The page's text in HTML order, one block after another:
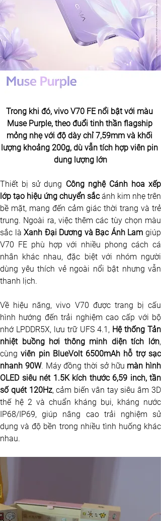
Trong khi đó, vivo V70 FE nổi bật với màu
Muse Purple, theo đuổi tinh thần flagship
mỏng nhẹ với độ dày chỉ 7,59mm và khối
lượng khoảng 200g, dù vẫn tích hợp viên pin
dung lượng lớn
Thiết bị sử dụng Công nghệ Cánh hoa xếp
lớp tạo hiệu ứng chuyển sắc ánh kim nhẹ trên
bề mặt, mang đến cảm giác thời trang và trẻ
trung. Ngoài ra, việc thêm các tùy chọn màu
sắc là Xanh Đại Dương và Bạc Ánh Lam giúp
V70 FE phù hợp với nhiều phong cách cá
nhân khác nhau, đặc biệt với nhóm người
dùng yêu thích vẻ ngoài nổi bật nhưng vẫn
thanh lịch.
Về hiệu năng, vivo V70 được trang bị cấu
hình hướng đến trải nghiệm cao cấp với bộ
nhớ LPDDR5X, lưu trữ UFS 4.1, Hệ thống Tản
nhiệt buồng hơi thông minh diện tích lớn,
cùng viên pin BlueVolt 6500mAh hỗ trợ sạc
nhanh 90W. Máy đồng thời sở hữu màn hình
OLED siêu nét 1.5K kích thước 6,59 inch, tần
số quét 120Hz, cảm biến vân tay siêu âm 3D
thế hệ 2 và chuẩn kháng bụi, kháng nước
IP68/IP69, giúp nâng cao trải nghiệm sử
dụng và độ bền trong nhiều tình huống khác
nhau.